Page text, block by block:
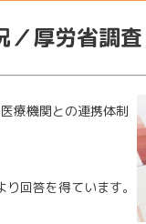
／厚労省調査
療機関との連携体制
回答を得ています。